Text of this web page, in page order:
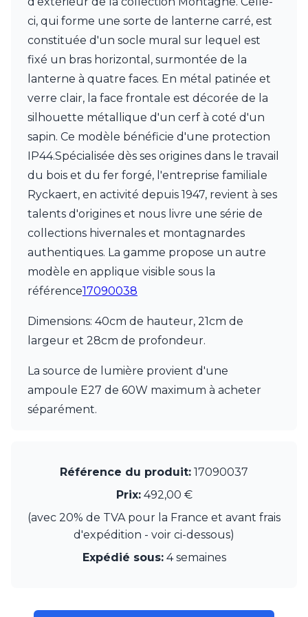
Charlot&Cie
Concept Verre
CVL Luminaires
Dark
Elstead Lighting
Estro
Faro
Ferroluce
Ferroluce Classic
Fine Art Lamps
Fontini
Gau Lighting
HARTE
Hind Rabii
Hisle
Holtkötter
Hudson Valley
Jacques Garcia
Karboxx
Leucos
LichtRaum Funktion
Lucide
Lucien Gau
Lupia Licht
Marset
Mullan
ci, qui forme une sorte de lanterne carré, est
constituée d'un socle mural sur lequel est
fixé un bras horizontal, surmontée de la
lanterne à quatre faces. En métal patinée et
verre clair, la face frontale est décorée de la
silhouette métallique d'un cerf à coté d'un
sapin. Ce modèle bénéficie d'une protection
IP44.Spécialisée dès ses origines dans le travail
du bois et du fer forgé, l'entreprise familiale
Ryckaert, en activité depuis 1947, revient à ses
talents d'origines et nous livre une série de
collections hivernales et montagnardes
authentiques. La gamme propose un autre
modèle en applique visible sous la
référence17090038
Dimensions: 40cm de hauteur, 21cm de
largeur et 28cm de profondeur.
La source de lumière provient d'une
ampoule E27 de 60W maximum à acheter
séparément.
Référence du produit: 17090037
Prix:492,00 €
(avec 20% de TVA pour la France et avant frais
d'expédition - voir ci-dessous)
Expédié sous:4 semaines